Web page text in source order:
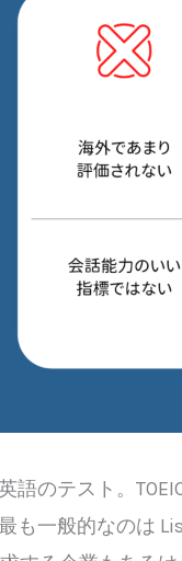
のテスト。
も一般的なのは